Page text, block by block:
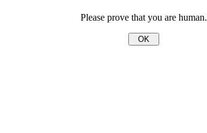
Please prove that you are human.